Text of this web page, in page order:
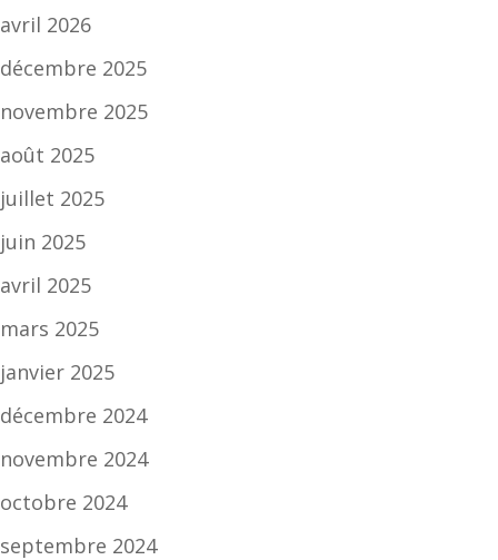
avril 2026
décembre 2025
novembre 2025
août 2025
juillet 2025
juin 2025
avril 2025
mars 2025
janvier 2025
décembre 2024
novembre 2024
octobre 2024
septembre 2024